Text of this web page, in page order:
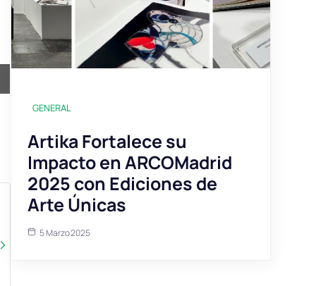
GENERAL
Artika Fortalece su
Impacto en ARCOMadrid
2025 con Ediciones de
Arte Únicas
5 Marzo 2025